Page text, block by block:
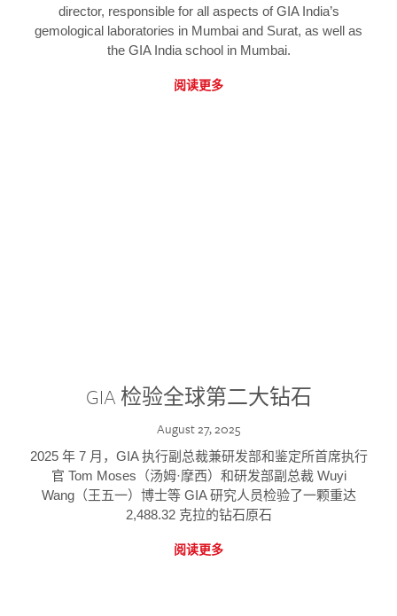
director, responsible for all aspects of GIA India’s
gemological laboratories in Mumbai and Surat, as well as
the GIA India school in Mumbai.
阅读更多
GIA 检验全球第二大钻石
August 27, 2025
2025 年 7 月，GIA 执行副总裁兼研发部和鉴定所首席执行
官 Tom Moses（汤姆·摩西）和研发部副总裁 Wuyi
Wang（王五一）博士等 GIA 研究人员检验了一颗重达
2,488.32 克拉的钻石原石
阅读更多